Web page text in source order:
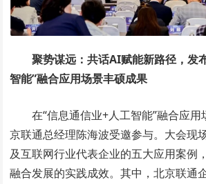
聚势谋远：共话AI赋能新路径，发
智能”融合应用场景丰硕成果
在“信息通信业+人工智能”融合应
京联通总经理陈海波受邀参与。大会现
及互联网行业代表企业的五大应用案例
融合发展的实践成效。其中，北京联通